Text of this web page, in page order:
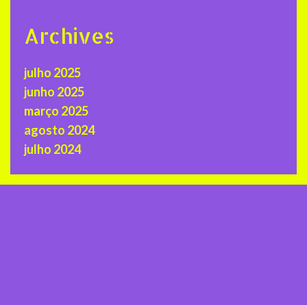
Archives
julho 2025
junho 2025
março 2025
agosto 2024
julho 2024